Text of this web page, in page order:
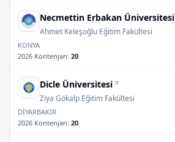
Necmettin Erbakan Üniversitesi
Ahmet Keleşoğlu Eğitim Fakültesi
KONYA
2026 Kontenjan: 20
Dicle Üniversitesi
Ziya Gökalp Eğitim Fakültesi
DİYARBAKIR
2026 Kontenjan: 20